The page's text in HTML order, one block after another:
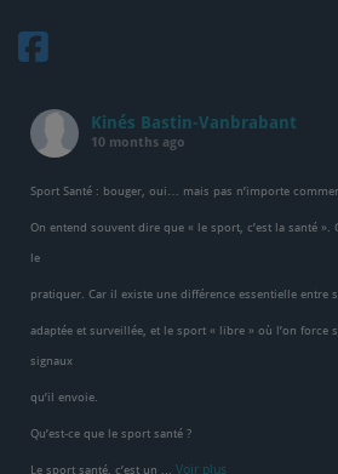
Kinés Bastin-Vanbrabant
10 months ago
Sport Santé : bouger, oui… mais pas n’importe
On entend souvent dire que « le sport, c’est la santé
le
pratiquer. Car il existe une différence essentielle entre
adaptée et surveillée, et le sport « libre » où l’on force
signaux
qu’il envoie.
Qu’est-ce que le sport santé ?
Le sport santé, c’est un ... Voir plus